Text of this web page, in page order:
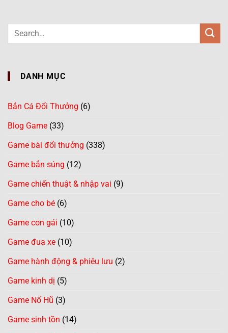
DANH MỤC
Bắn Cá Đổi Thưởng (6)
Blog Game (33)
Game bài đổi thưởng (338)
Game bắn súng (12)
Game chiến thuật & nhập vai (9)
Game cho bé (6)
Game con gái (10)
Game đua xe (10)
Game hành động & phiêu lưu (2)
Game kinh dị (5)
Game Nổ Hũ (3)
Game sinh tồn (14)